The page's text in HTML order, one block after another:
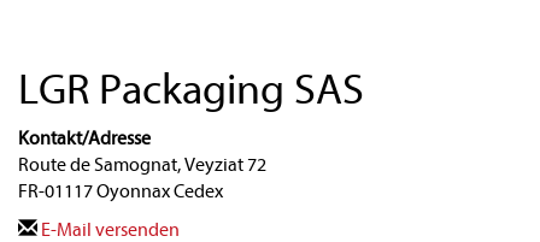
LGR Packaging SAS
Kontakt/Adresse
Route de Samognat, Veyziat 72
FR-01117 Oyonnax Cedex
E-Mail versenden